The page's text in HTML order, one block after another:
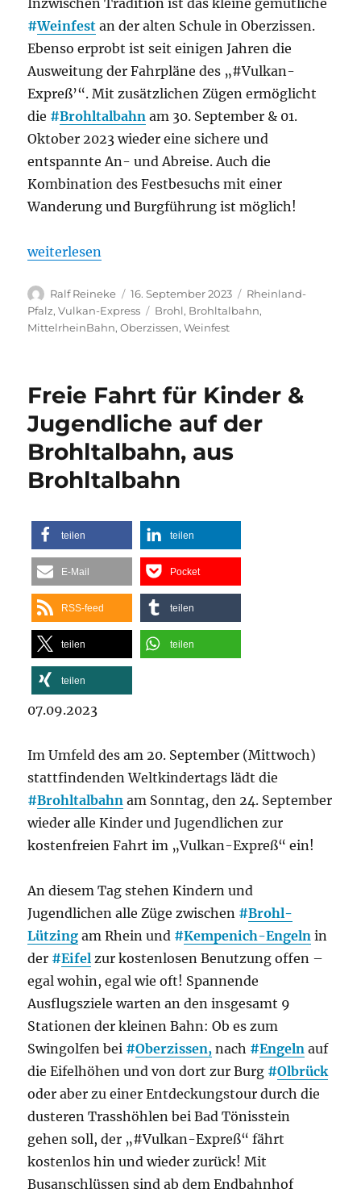
#Weinfest an der alten Schule in Oberzissen.
Ebenso erprobt ist seit einigen Jahren die
Ausweitung der Fahrpläne des „#Vulkan-
Expreß’“. Mit zusätzlichen Zügen ermöglicht
die #Brohltalbahn am 30. September & 01.
Oktober 2023 wieder eine sichere und
entspannte An- und Abreise. Auch die
Kombination des Festbesuchs mit einer
Wanderung und Burgführung ist möglich!
„Vulkan-Expreß bringt Besucher sicher zum
weiterlesen
Autor
Ralf Reineke
Veröffentlicht
am
16. September 2023 Kategorien
Rheinland-
Pfalz,Vulkan-Express Schlagwörter
Brohl, Brohltalbahn,
MittelrheinBahn,Oberzissen,Weinfest
Freie Fahrt für Kinder &
Jugendliche auf der
Brohltalbahn, aus
Brohltalbahn
teilen teilen
E-Mail Pocket
RSS-feed teilen
teilen teilen
teilen
07.09.2023
Im Umfeld des am 20. September (Mittwoch)
stattfindenden Weltkindertags lädt die
#Brohltalbahn am Sonntag, den 24. September
wieder alle Kinder und Jugendlichen zur
kostenfreien Fahrt im „Vulkan-Expreß“ ein!
An diesem Tag stehen Kindern und
Jugendlichen alle Züge zwischen #Brohl-
Lützing am Rhein und #Kempenich-Engeln in
der #Eifel zur kostenlosen Benutzung offen –
egal wohin, egal wie oft! Spannende
Ausflugsziele warten an den insgesamt 9
Stationen der kleinen Bahn: Ob es zum
Swingolfen bei #Oberzissen, nach #Engeln auf
die Eifelhöhen und von dort zur Burg #Olbrück
oder aber zu einer Entdeckungstour durch die
dusteren Trasshöhlen bei Bad Tönisstein
gehen soll, der „#Vulkan-Expreß“ fährt
kostenlos hin und wieder zurück! Mit
Busanschlüssen sind ab dem Endbahnhof